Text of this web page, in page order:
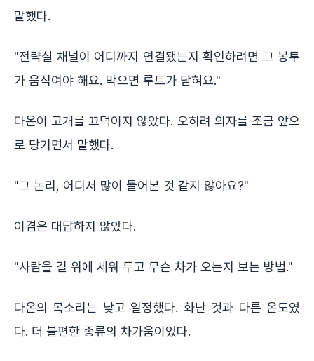
말했다.
"전략실 채널이 어디까지 연결됐는지 확인하려면 그 봉투
가 움직여야 해요. 막으면 루트가 닫혀요."
다온이 고개를 끄덕이지 않았다. 오히려 의자를 조금 앞으
로 당기면서 말했다.
"그 논리, 어디서 많이 들어본 것 같지 않아요?"
이겸은 대답하지 않았다.
"사람을 길 위에 세워 두고 무슨 차가 오는지 보는 방법."
다온의 목소리는 낮고 일정했다. 화난 것과 다른 온도였
다. 더 불편한 종류의 차가움이었다.